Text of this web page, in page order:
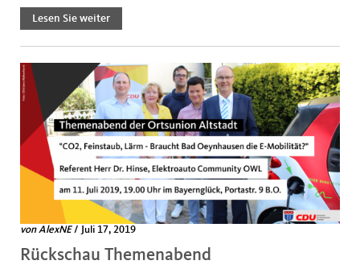
Lesen Sie weiter
vonAlexNE / Juli 17, 2019
Rückschau Themenabend